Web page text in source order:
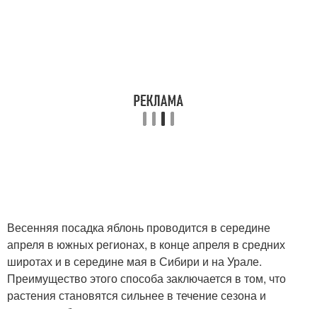
Весенняя посадка яблонь проводится в середине
апреля в южных регионах, в конце апреля в средних
широтах и в середине мая в Сибири и на Урале.
Преимущество этого способа заключается в том, что
растения становятся сильнее в течение сезона и